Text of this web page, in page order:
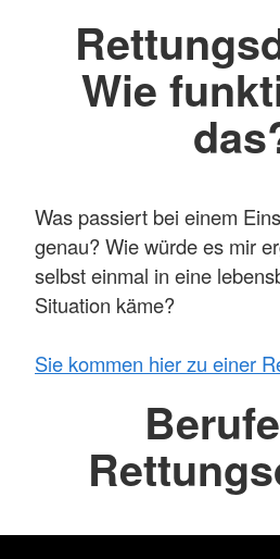
Wie
Was passiert bei einem
genau? Wie würde es mir
selbst einmal in eine
Situation käme?
Sie kommen hier zu einer